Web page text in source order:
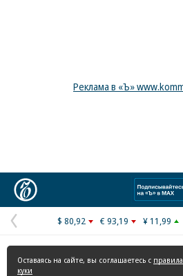
Реклама в «Ъ»
Предыдущая
страница
$ 80,92 € 93,19 ¥ 11,99
Оставаясь на сайте, вы соглашаетесь с
куки